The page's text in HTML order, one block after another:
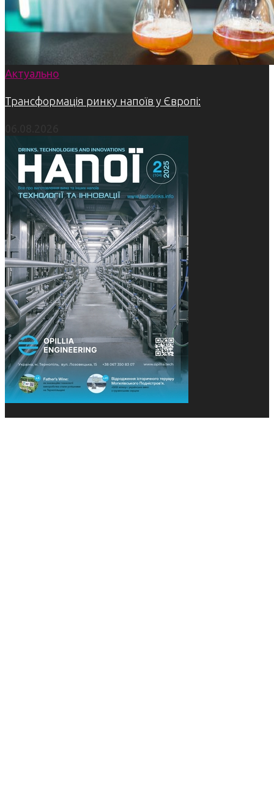
Актуально
Трансформація ринку напоїв у Європі: